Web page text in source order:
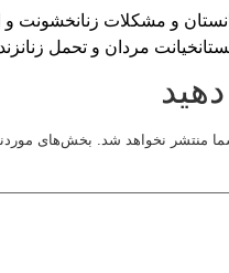
و مشکلات زنانخشونت و
خیانت مردان و تحمل زنان
منتشر نخواهد شد. بخش‌های